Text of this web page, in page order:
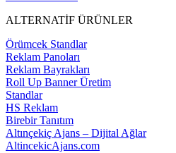
ALTERNATİF ÜRÜNLER
Örümcek Standlar
Reklam Panoları
Reklam Bayrakları
Roll Up Banner Üretim
Standlar
HS Reklam
Birebir Tanıtım
Altınçekiç Ajans – Dijital Ağlar
AltincekicAjans.com